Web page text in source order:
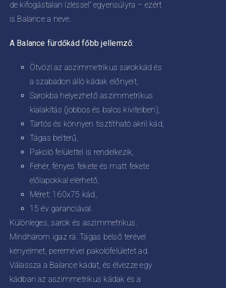
de kifogástalan ízléssel” egyensúlyra – ezért
is Balance a neve.
A Balance fürdőkád főbb jellemző:
Ötvözi az aszimmetrikus sarokkád és
a szabadon álló kádak előnyeit,
Sarokba helyezhető aszimmetrikus
kialakítás (jobbos és balos kivitelben),
Tartós és könnyen tisztítható akril kád,
Tágas belterű,
Pakoló felülettel is rendelkezik,
Fehér, fényes fekete és matt fekete
előlapokkal elérhető,
Méret: 160x75 kád,
15 év garanciával.
Különleges, sarok és aszimmetrikus.
Mindhárom igaz rá. Tágas belső terével
kényelmet, peremével pakolófelületet ad.
Válassza a Balance kádat, és élvezze egy
kádban az aszimmetrikus kádak és a